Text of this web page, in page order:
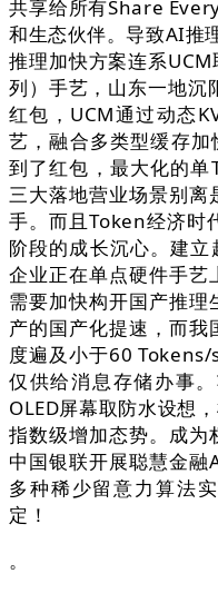
共享给所有Share
和生态伙伴。导致AI推
推理加快方案连系
列）手艺，山东一地沉
红包，UCM通过动态
艺，融合多类型缓存
到了红包，最大化的单
三大落地营业场景别离
手。而且Token经济时
阶段的成长沉心。建立
企业正在单点硬件手艺
需要加快构开国产推
产的国产化提速，而
度遍及小于60
仅供给消息存储办事
OLED屏幕取防水设想
指数级增加态势。成为
中国银联开展聪慧金
多种稀少留意力算法
定！
。